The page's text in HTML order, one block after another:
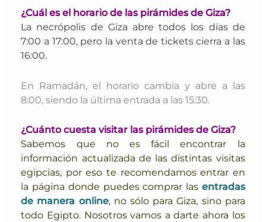
¿Cuál es el horario de las pirámides de Giza?
La necrópolis de Giza abre todos los días de
7:00 a 17:00, pero la venta de tickets cierra a las
16:00.
En Ramadán, el horario cambia y abre a las
8:00, siendo la última entrada a las 15:30.
¿Cuánto cuesta visitar las pirámides de Giza?
Sabemos que no es fácil encontrar la
información actualizada de las distintas visitas
egipcias, por eso te recomendamos entrar en
la página donde puedes comprar las entradas
de manera online, no sólo para Giza, sino para
todo Egipto. Nosotros vamos a darte ahora los